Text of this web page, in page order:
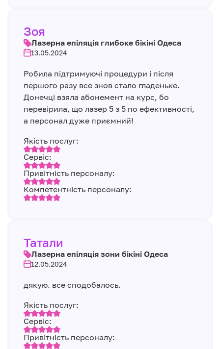
Зоя
Лазерна епіляція глибоке бікіні Одеса
13.05.2024
Робила підтримуючі процедури і після
першого разу все знов стало гладеньке.
Донечці взяла абонемент на курс, бо
перевірила, що лазер 5 з 5 по ефективності,
а персонал дуже приємний!
Якість послуг:
Сервіс:
Привітність персоналу:
Компетентність персоналу:
Татали
Лазерна епіляція зони бікіні Одеса
12.05.2024
дякую. все сподобалось.
Якість послуг:
Сервіс:
Привітність персоналу: